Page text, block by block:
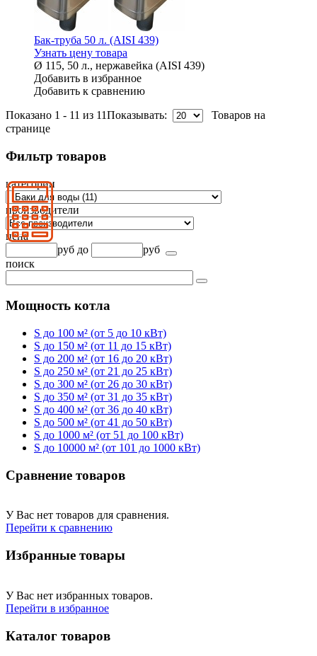
Бак-труба 50 л. (AISI 439)
Узнать цену товара
Ø 115, 50 л., нержавейка (AISI 439)
Добавить в избранное
Добавить к сравнению
Показано 1 - 11 из 11Показывать:
Товаров на
странице
Фильтр товаров
категории
производители
цена
руб до
руб
поиск
Мощность котла
S до 100 м² (от 5 до 10 кВт)
S до 150 м² (от 11 до 15 кВт)
S до 200 м² (от 16 до 20 кВт)
S до 250 м² (от 21 до 25 кВт)
S до 300 м² (от 26 до 30 кВт)
S до 350 м² (от 31 до 35 кВт)
S до 400 м² (от 36 до 40 кВт)
S до 500 м² (от 41 до 50 кВт)
S до 1000 м² (от 51 до 100 кВт)
S до 10000 м² (от 101 до 1000 кВт)
Сравнение товаров
У Вас нет товаров для сравнения.
Перейти к сравнению
Избранные товары
У Вас нет избранных товаров.
Перейти в избранное
Каталог товаров